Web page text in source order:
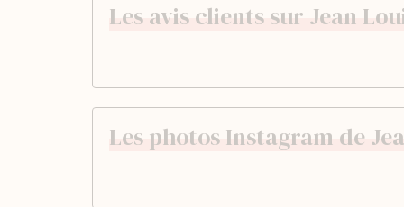
Les avis clients sur Jean
Les photos Instagram de